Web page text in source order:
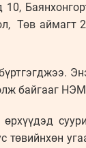
Төв аймагт
байгааг
төвийнхөн